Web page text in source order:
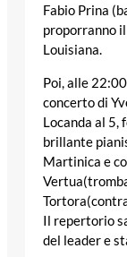
Fabio Prina
proporranno
Louisiana.
Poi, alle 22:00
concerto di
Locanda al 5,
brillante
Martinica e
Vertua
Tortora
Il repertorio
del leader e